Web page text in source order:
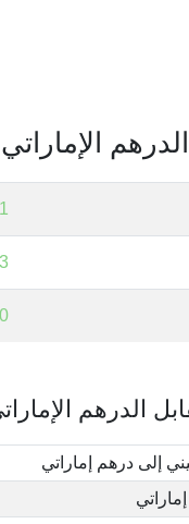
الإماراتي